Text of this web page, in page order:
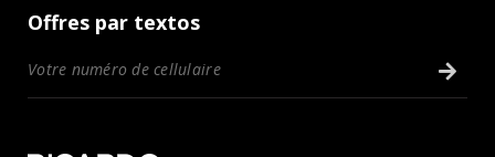
Offres par textos